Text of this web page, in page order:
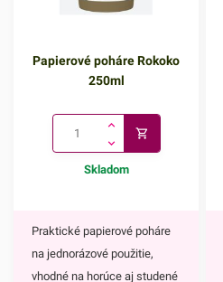
Papierové poháre Rokoko
250ml
Skladom
Praktické papierové poháre
na jednorázové použitie,
vhodné na horúce aj studené